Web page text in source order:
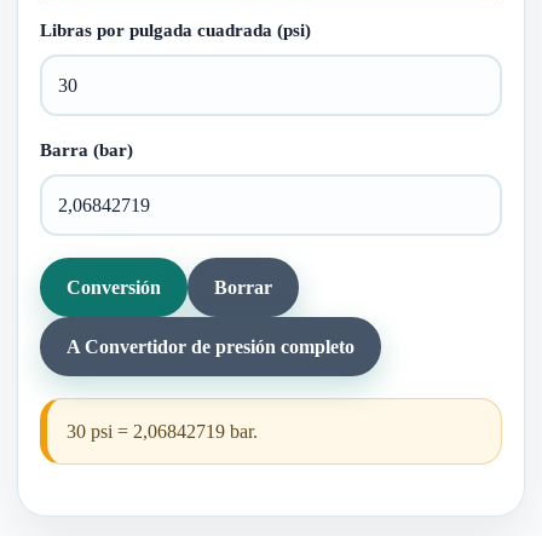
Libras por pulgada cuadrada (psi)
Barra (bar)
Conversión Borrar
A Convertidor de presión completo
30 psi = 2,06842719 bar.